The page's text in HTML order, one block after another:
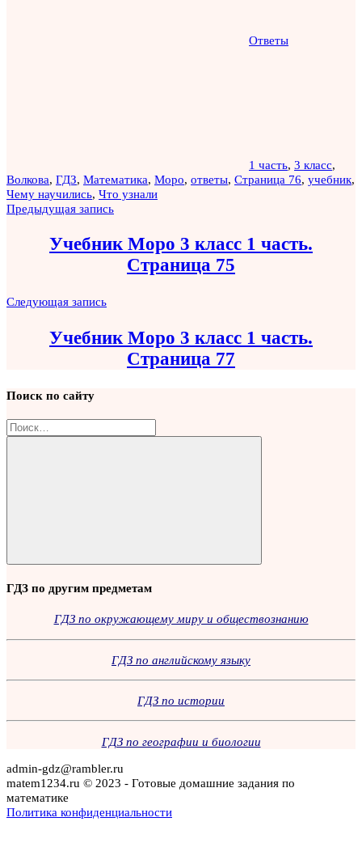
Ответы
1 часть, 3 класс,
Волкова, ГДЗ, Математика, Моро, ответы, Страница 76, учебник,
Чему научились, Что узнали
Навигация
записям
Предыдущая запись
Учебник Моро 3 класс 1 часть.
Страница 75
Следующая запись
Учебник Моро 3 класс 1 часть.
Страница 77
Поиск по сайту
Найти:
Поиск
ГДЗ по другим предметам
ГДЗ по окружающему миру и обществознанию
ГДЗ по английскому языку
ГДЗ по истории
ГДЗ по географии и биологии
admin-gdz@rambler.ru
matem1234.ru © 2023 - Готовые домашние задания по
математике
Политика конфиденциальности